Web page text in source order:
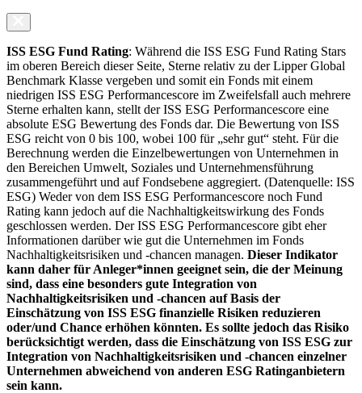
ISS ESG Fund Rating: Während die ISS ESG Fund Rating Stars
im oberen Bereich dieser Seite, Sterne relativ zu der Lipper Global
Benchmark Klasse vergeben und somit ein Fonds mit einem
niedrigen ISS ESG Performancescore im Zweifelsfall auch mehrere
Sterne erhalten kann, stellt der ISS ESG Performancescore eine
absolute ESG Bewertung des Fonds dar. Die Bewertung von ISS
ESG reicht von 0 bis 100, wobei 100 für „sehr gut“ steht. Für die
Berechnung werden die Einzelbewertungen von Unternehmen in
den Bereichen Umwelt, Soziales und Unternehmensführung
zusammengeführt und auf Fondsebene aggregiert. (Datenquelle: ISS
ESG) Weder von dem ISS ESG Performancescore noch Fund
Rating kann jedoch auf die Nachhaltigkeitswirkung des Fonds
geschlossen werden. Der ISS ESG Performancescore gibt eher
Informationen darüber wie gut die Unternehmen im Fonds
Nachhaltigkeitsrisiken und -chancen managen. Dieser Indikator
kann daher für Anleger*innen geeignet sein, die der Meinung
sind, dass eine besonders gute Integration von
Nachhaltigkeitsrisiken und -chancen auf Basis der
Einschätzung von ISS ESG finanzielle Risiken reduzieren
oder/und Chance erhöhen könnten. Es sollte jedoch das Risiko
berücksichtigt werden, dass die Einschätzung von ISS ESG zur
Integration von Nachhaltigkeitsrisiken und -chancen einzelner
Unternehmen abweichend von anderen ESG Ratinganbietern
sein kann.